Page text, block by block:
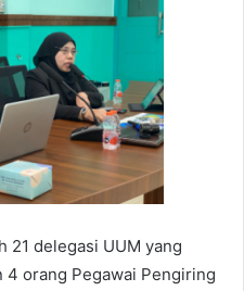
21 delegasi UUM yang
4 orang Pegawai Pengiring